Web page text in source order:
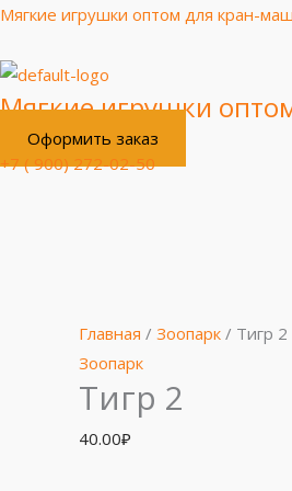
Перейти
содержимому
Мягкие игрушки оптом для кран-
Мягкие игрушки
Оформить заказ
+7 ( 900) 272-02-50
Главная / Зоопарк / Тигр 2
Зоопарк
Тигр 2
40.00₽
Тигр
2